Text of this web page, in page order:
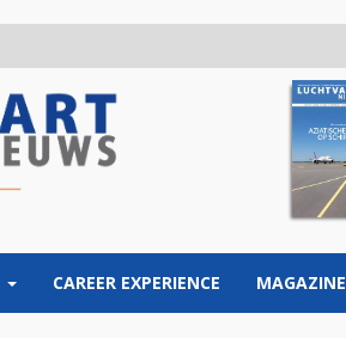
CAREER EXPERIENCE MAGAZINE